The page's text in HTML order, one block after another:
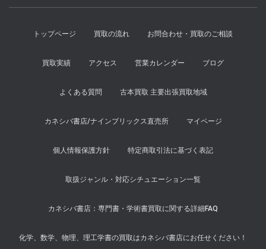
トップページ 買取の流れ お問合わせ・買取のご相談
買取実績 アクセス 営業カレンダー ブログ
よくある質問 古本買取 主要出張買取地域
カネシバ書店/ナインブリックス直売所 マイページ
個人情報保護方針 特定商取引法に基づく表記
取扱ジャンル・対応シチュエーション一覧
カネシバ書店：専門書・学術書買取に関する詳細FAQ
化学、数学、物理、理工学書の買取はカネシバ書店にお任せください！